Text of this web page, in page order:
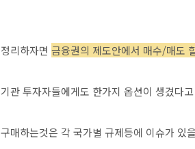
정리하자면 금융권의 제도안에서 매수/매도
기관 투자자들에게도 한가지 옵션이 생겼다
구매하는것은 각 국가별 규제등에 이슈가 있